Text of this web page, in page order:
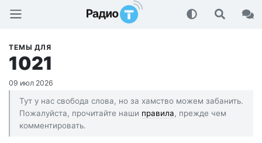
Радио-Т Подкаст
ТЕМЫ ДЛЯ
1021
09 июл 2026
Тут у нас свобода слова, но за хамство можем забанить.
Пожалуйста, прочитайте наши правила, прежде чем
комментировать.